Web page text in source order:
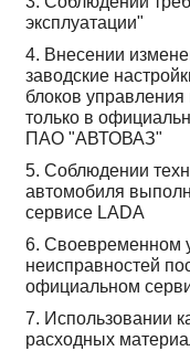
эксплуатации"
4. Внесении
заводские
блоков
только в
ПАО "АВТОВАЗ"
5. Соблюдении
автомобиля
сервисе LADA
6. Своевременном
неисправностей
официальном
7. Использовании
расходных